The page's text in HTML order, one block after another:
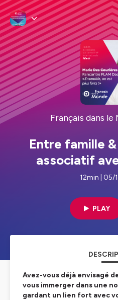
Français dans le
Entre famille
associatif
12min | 05/
PLAY
Avez-vous déjà envisagé
vous immerger dans une
gardant un lien fort avec